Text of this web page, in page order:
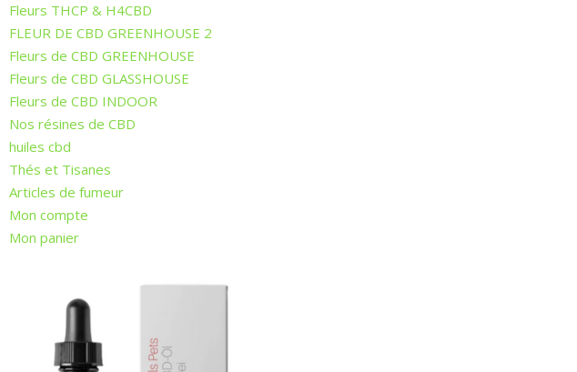
Fleurs THCP & H4CBD
FLEUR DE CBD GREENHOUSE 2
Fleurs de CBD GREENHOUSE
Fleurs de CBD GLASSHOUSE
Fleurs de CBD INDOOR
Nos résines de CBD
huiles cbd
Thés et Tisanes
Articles de fumeur
Mon compte
Mon panier